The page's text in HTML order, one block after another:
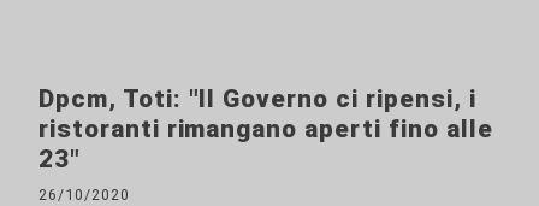
Dpcm, Toti: "Il Governo ci ripensi, i
ristoranti rimangano aperti fino alle
23"
26/10/2020